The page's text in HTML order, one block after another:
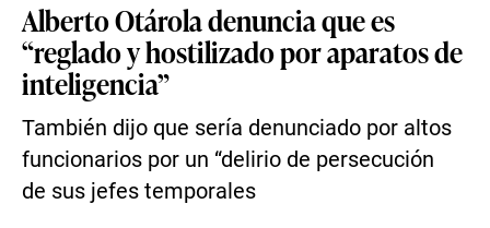
Alberto Otárola denuncia que es
“reglado y hostilizado por aparatos de
inteligencia”
También dijo que sería denunciado por altos
funcionarios por un “delirio de persecución
de sus jefes temporales